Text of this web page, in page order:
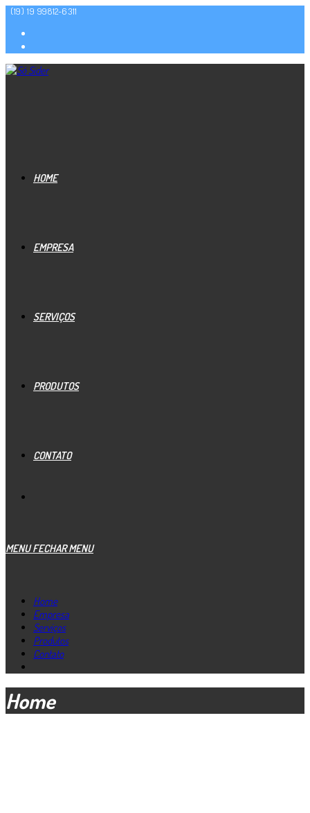
(19) 19 99812-6311
HOME
EMPRESA
SERVIÇOS
PRODUTOS
CONTATO
MENU FECHAR MENU
Home
Empresa
Serviços
Produtos
Contato
Home